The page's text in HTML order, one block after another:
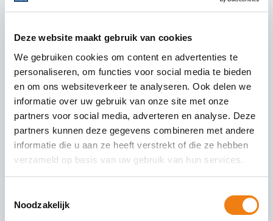
Deze website maakt gebruik van cookies
We gebruiken cookies om content en advertenties te
personaliseren, om functies voor social media te bieden
en om ons websiteverkeer te analyseren. Ook delen we
informatie over uw gebruik van onze site met onze
partners voor social media, adverteren en analyse. Deze
partners kunnen deze gegevens combineren met andere
informatie die u aan ze heeft verstrekt of die ze hebben
verzameld op basis van uw gebruik van hun services.
Noodzakelijk
de nieuwe normenset als het reglement zorgvuldig door te
toekomstbestendige toepassing van het PayChecked in Transport
keurmerk.
De geactualiseerde normenset en het keurmerkreglement vindt
u op de website vanPayChecked.
Bron:PayChecked.nl
Elke maand schrijven wij actuele nieuwsartikelen. Bent u
onze nieuwsartikelen. Wilt u graag maandelijks onze
nieuwsbrief ontvangen?